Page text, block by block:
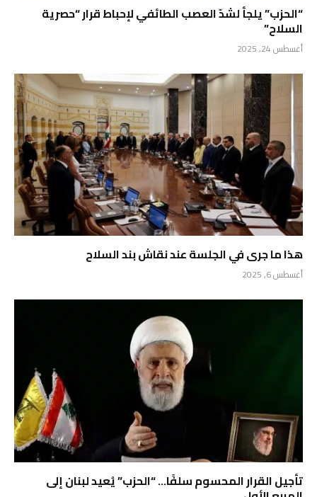
“الحزب” يلجأ لشدّ العصب الطائفي لإحباط قرار “حصرية
السلاح”
أغسطس 24, 2025
هذا ما جرى في الجلسة عند نقاش بند السلاح
أغسطس 6, 2025
تأجيل القرار المحسوم سلفًا… “الحزب” يُعيد لبنان إلى